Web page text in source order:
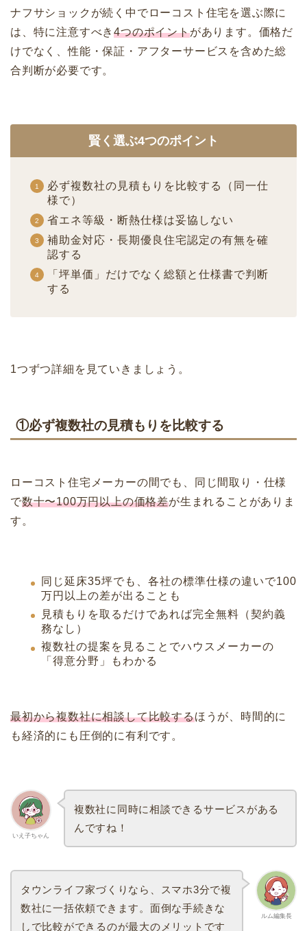
ナフサショックが続く中でローコスト住宅を選ぶ際に
は、特に注意すべき4つのポイントがあります。価格だ
けでなく、性能・保証・アフターサービスを含めた総
合判断が必要です。
賢く選ぶ4つのポイント
必ず複数社の見積もりを比較する（同一仕
様で）
省エネ等級・断熱仕様は妥協しない
補助金対応・長期優良住宅認定の有無を確
認する
「坪単価」だけでなく総額と仕様書で判断
する
1つずつ詳細を見ていきましょう。
①必ず複数社の見積もりを比較する
ローコスト住宅メーカーの間でも、同じ間取り・仕様
で数十〜100万円以上の価格差が生まれることがありま
す。
同じ延床35坪でも、各社の標準仕様の違いで100
万円以上の差が出ることも
見積もりを取るだけであれば完全無料（契約義
務なし）
複数社の提案を見ることでハウスメーカーの
「得意分野」もわかる
最初から複数社に相談して比較するほうが、時間的に
も経済的にも圧倒的に有利です。
いえ子ちゃん
複数社に同時に相談できるサービスがある
んですね！
ルム編集長
タウンライフ家づくりなら、スマホ3分で複
数社に一括依頼できます。面倒な手続きな
しで比較ができるのが最大のメリットです